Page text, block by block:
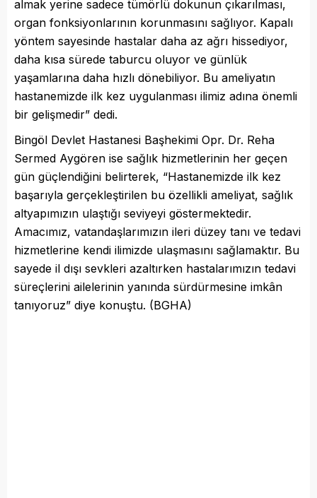
almak yerine sadece tümörlü dokunun çıkarılması,
organ fonksiyonlarının korunmasını sağlıyor. Kapalı
yöntem sayesinde hastalar daha az ağrı hissediyor,
daha kısa sürede taburcu oluyor ve günlük
yaşamlarına daha hızlı dönebiliyor. Bu ameliyatın
hastanemizde ilk kez uygulanması ilimiz adına önemli
bir gelişmedir” dedi.
Bingöl Devlet Hastanesi Başhekimi Opr. Dr. Reha
Sermed Aygören ise sağlık hizmetlerinin her geçen
gün güçlendiğini belirterek, “Hastanemizde ilk kez
başarıyla gerçekleştirilen bu özellikli ameliyat, sağlık
altyapımızın ulaştığı seviyeyi göstermektedir.
Amacımız, vatandaşlarımızın ileri düzey tanı ve tedavi
hizmetlerine kendi ilimizde ulaşmasını sağlamaktır. Bu
sayede il dışı sevkleri azaltırken hastalarımızın tedavi
süreçlerini ailelerinin yanında sürdürmesine imkân
tanıyoruz” diye konuştu. (BGHA)